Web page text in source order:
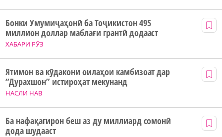
ХАБАРИ РӮЗ
Бонки Умумиҷаҳонӣ ба Тоҷикистон 495
миллион доллар маблағи грантӣ додааст
НАСЛИ НАВ
Ятимон ва кӯдакони оилаҳои камбизоат дар
“Дурахшон” истироҳат мекунанд
Ба нафақагирон беш аз ду миллиард сомонӣ
дода шудааст